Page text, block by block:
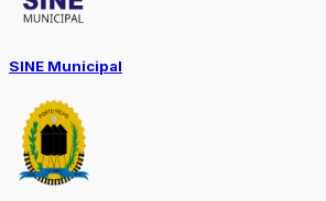
SINE Municipal